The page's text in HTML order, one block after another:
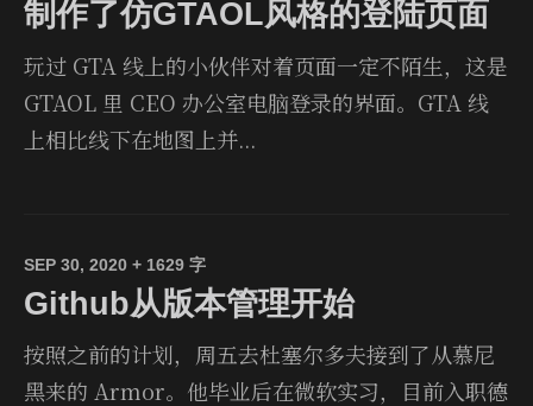
制作了仿GTAOL风格的登陆页面
玩过 GTA 线上的小伙伴对着页面一定不陌生，这是
GTAOL 里 CEO 办公室电脑登录的界面。GTA 线
上相比线下在地图上并...
SEP 30, 2020 + 1629 字
Github从版本管理开始
按照之前的计划，周五去杜塞尔多夫接到了从慕尼
黑来的 Armor。他毕业后在微软实习，目前入职德